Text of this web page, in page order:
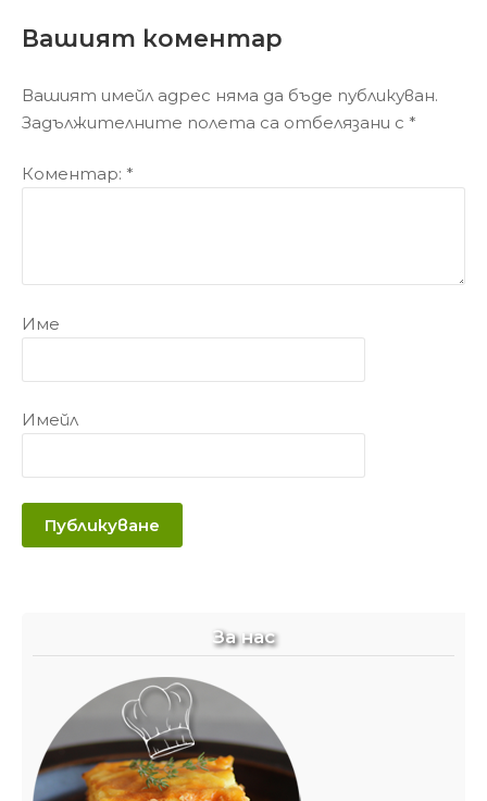
Вашият коментар
Вашият имейл адрес няма да бъде публикуван.
Задължителните полета са отбелязани с *
Коментар: *
Име
Имейл
За нас